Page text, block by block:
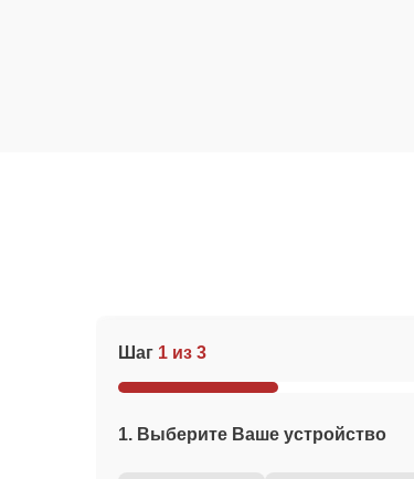
Шаг 1 из 3
1. Выберите Ваше устройство